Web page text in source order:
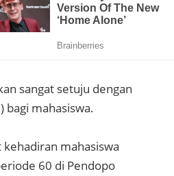
sangat setuju dengan
bagi mahasiswa.
mahasiswa
60 di Pendopo